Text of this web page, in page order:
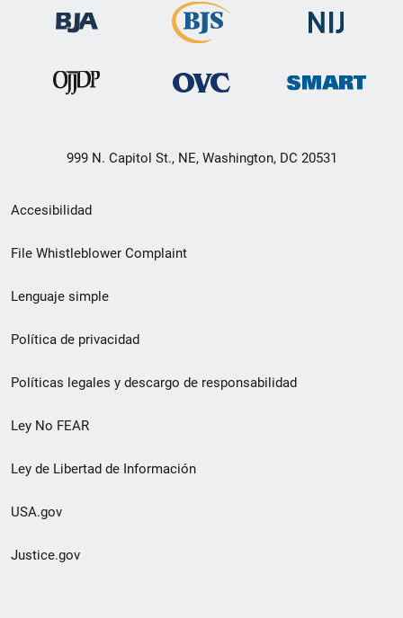
999 N. Capitol St., NE, Washington, DC 20531
Menú
de
de
pie
de
página
Accesibilidad
File Whistleblower Complaint
Lenguaje simple
Política de privacidad
Políticas legales y descargo de responsabilidad
Ley No FEAR
Ley de Libertad de Información
USA.gov
Justice.gov